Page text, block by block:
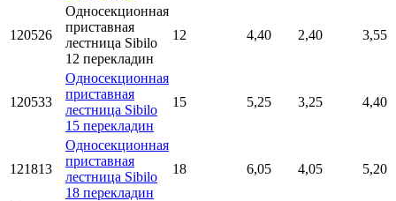
120526
Односекционная
приставная
лестница Sibilo
12 перекладин
12 4,40 2,40 3,55
120533
Односекционная
приставная
лестница Sibilo
15 перекладин
15 5,25 3,25 4,40
121813
Односекционная
приставная
лестница Sibilo
18 перекладин
18 6,05 4,05 5,20